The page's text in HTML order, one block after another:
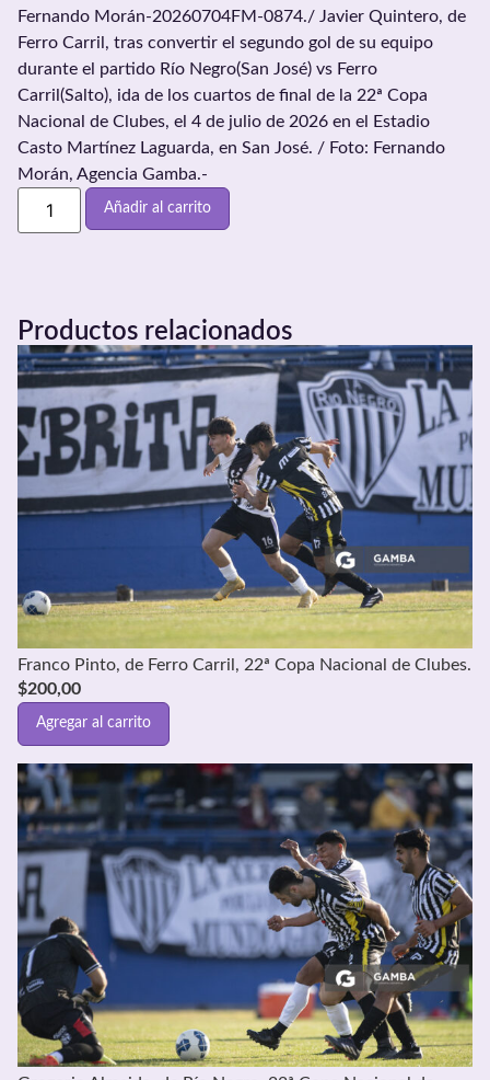
Fernando Morán-20260704FM-0874./ Javier Quintero, de
Ferro Carril, tras convertir el segundo gol de su equipo
durante el partido Río Negro(San José) vs Ferro
Carril(Salto), ida de los cuartos de final de la 22ª Copa
Nacional de Clubes, el 4 de julio de 2026 en el Estadio
Casto Martínez Laguarda, en San José. / Foto: Fernando
Morán, Agencia Gamba.-
Añadir al carrito
Productos relacionados
Franco Pinto, de Ferro Carril, 22ª Copa Nacional de Clubes.
$200,00
Agregar al carrito